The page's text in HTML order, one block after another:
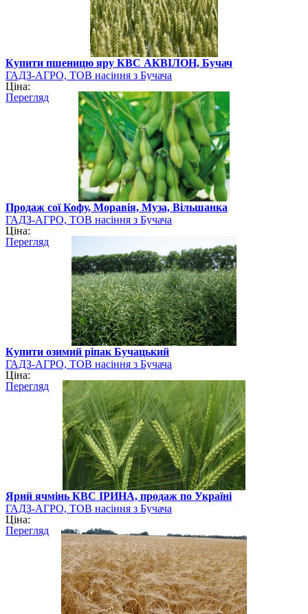
Купити пшеницю яру КВС АКВІЛОН, Бучач
ГАДЗ-АГРО, ТОВ насіння з Бучача
Ціна:
Перегляд
Продаж сої Кофу, Моравія, Муза, Вільшанка
ГАДЗ-АГРО, ТОВ насіння з Бучача
Ціна:
Перегляд
Купити озимий ріпак Бучацький
ГАДЗ-АГРО, ТОВ насіння з Бучача
Ціна:
Перегляд
Ярий ячмінь КВС ІРИНА, продаж по Україні
ГАДЗ-АГРО, ТОВ насіння з Бучача
Ціна:
Перегляд